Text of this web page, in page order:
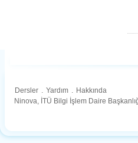
Dersler . Yardım . Hakkında
Ninova, İTÜ Bilgi İşlem Daire